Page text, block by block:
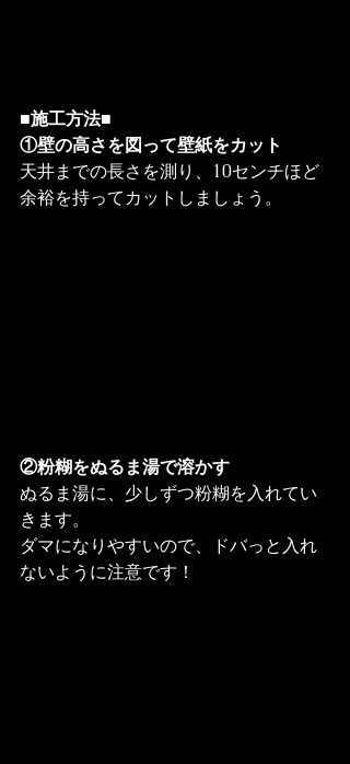
■施工方法■
①壁の高さを図って壁紙をカット
天井までの長さを測り、10センチほど
余裕を持ってカットしましょう。
②粉糊をぬるま湯で溶かす
ぬるま湯に、少しずつ粉糊を入れてい
きます。
ダマになりやすいので、ドバっと入れ
ないように注意です！